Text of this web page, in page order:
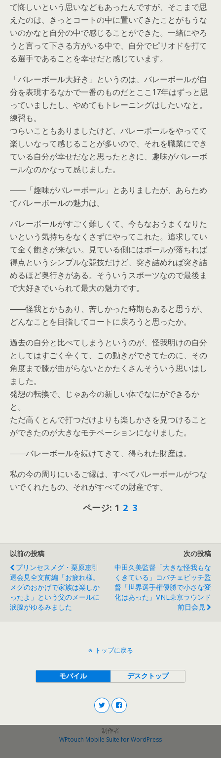
て悔しいという思いなどもあったんですが、そこまで思
えたのは、きっとコートの中に置いてきたことがもうな
いのかなと自分の中で感じることができた。一緒にやろ
うと言って下さる方がいる中で、自分でピリオドを打て
る選手であることを幸せだと感じています。
「バレーボール大好き」というのは、バレーボールが自
分を表現するなかで一番のものだとここ17年はずっと思
っていましたし、やめてもトレーニングはしたいなと。
練習も。
つらいこともありましたけど、バレーボールをやってて
楽しいなって感じることが多いので、それを職業にでき
ている自分が幸せだなと思ったときに、趣味がバレーボ
ールなのかなって感じました。
――「趣味がバレーボール」とありましたが、あらため
てバレーボールの魅力は。
バレーボールがすごく難しくて、今もなおうまくなりた
いという気持ちをなくさずにやってこれた。追求してい
て全く飽きが来ない。見ている側にはボールが落ちれば
得点というシンプルな競技だけど、突き詰めれば突き詰
めるほど奥行きがある。そういうスポーツなので最後ま
で大好きでいられて最大の魅力です。
――怪我とかもあり、苦しかった時期もあると思うが、
どんなことを目指してコートに戻ろうと思ったか。
過去の自分と比べてしまうというのが、怪我明けの自分
としてはすごく辛くて、この動きができてたのに、その
角度まで膝が曲がらないとかたくさんそういう思いはし
ました。
発想の転換で、じゃあ今の新しい体でなにができるか
と。
ただ高くとんで打つだけよりも楽しかさを見つけること
ができたのが大きなモチベーションになりました。
――バレーボールを続けてきて、得られた財産は。
私の今の周りにいるご縁は、すべてバレーボールがつな
いでくれたもの、それがすべての財産です。
ページ: 1 2 3
以前の投稿
プリンセスメグ・栗原恵引
退会見全文前編「お疲れ様。
メグのおかげで家族は楽しか
ったよ」という父のメールに
涙腺がゆるみました
次の投稿
中田久美監督「大きな怪我もな
くきている」コバチェビッチ監
督「世界選手権優勝で小さな変
化はあった」VNL東京ラウンド
前日会見
トップに戻る
モバイル デスクトップ
制作者
WPtouch Mobile Suite for WordPress